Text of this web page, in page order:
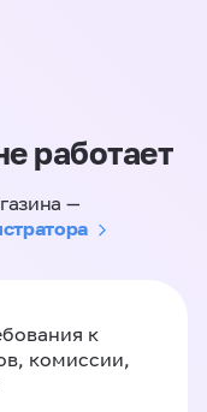
работает
—
к
комиссии,